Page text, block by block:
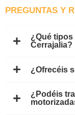
PREGUNTAS Y
¿Qué
Cerrajalia?
¿Ofrecéis
¿Podéis